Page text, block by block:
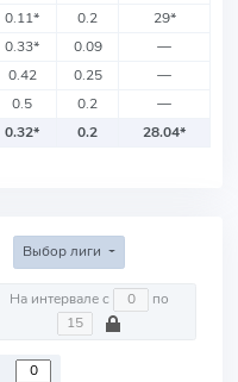
0.11* 0.2 29*
0.33* 0.09
—
0.42 0.25
—
0.5 0.2
—
0.32* 0.2 28.04*
Выбор лиги
На интервале с по